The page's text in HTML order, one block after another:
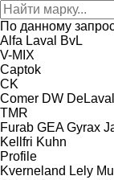
По данному
Alfa Laval
BvL
V-MIX
Captok
CK
Comer DW DeLaval
TMR
Furab GEA Gyrax
Kellfri Kuhn
Profile
Kverneland Lely